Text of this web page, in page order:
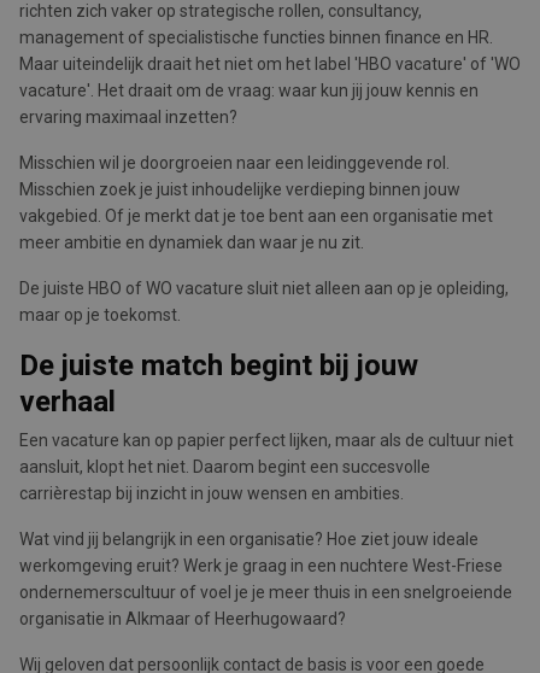
richten zich vaker op strategische rollen, consultancy,
management of specialistische functies binnen finance en HR.
Maar uiteindelijk draait het niet om het label 'HBO vacature' of 'WO
vacature'. Het draait om de vraag: waar kun jij jouw kennis en
ervaring maximaal inzetten?
Misschien wil je doorgroeien naar een leidinggevende rol.
Misschien zoek je juist inhoudelijke verdieping binnen jouw
vakgebied. Of je merkt dat je toe bent aan een organisatie met
meer ambitie en dynamiek dan waar je nu zit.
De juiste HBO of WO vacature sluit niet alleen aan op je opleiding,
maar op je toekomst.
De juiste match begint bij jouw
verhaal
Een vacature kan op papier perfect lijken, maar als de cultuur niet
aansluit, klopt het niet. Daarom begint een succesvolle
carrièrestap bij inzicht in jouw wensen en ambities.
Wat vind jij belangrijk in een organisatie? Hoe ziet jouw ideale
werkomgeving eruit? Werk je graag in een nuchtere West-Friese
ondernemerscultuur of voel je je meer thuis in een snelgroeiende
organisatie in Alkmaar of Heerhugowaard?
Wij geloven dat persoonlijk contact de basis is voor een goede